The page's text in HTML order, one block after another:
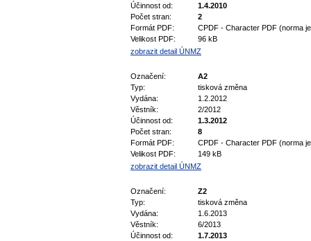
Účinnost od:
1.4.2010
Počet stran:
2
Formát PDF:
CPDF - Character PDF (norma
Velikost PDF:
96 kB
zobrazit detail ÚNMZ
Označení:
A2
Typ:
tisková změna
Vydána:
1.2.2012
Věstník:
2/2012
Účinnost od:
1.3.2012
Počet stran:
8
Formát PDF:
CPDF - Character PDF (norma
Velikost PDF:
149 kB
zobrazit detail ÚNMZ
Označení:
Z2
Typ:
tisková změna
Vydána:
1.6.2013
Věstník:
6/2013
Účinnost od:
1.7.2013